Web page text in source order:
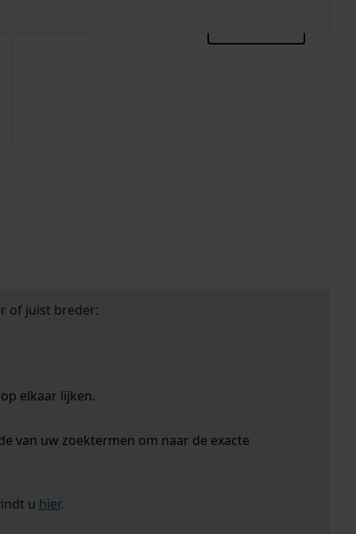
of juist breder:
elkaar lijken.
van uw zoektermen om naar de exacte
u hier.